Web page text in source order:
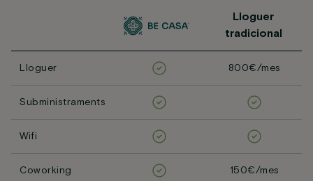
Lloguer
tradicional
Lloguer 800€/mes
Subministraments
Wifi
Coworking 150€/mes